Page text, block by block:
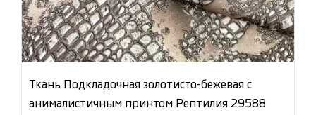
Ткань Подкладочная золотисто-бежевая с
анималистичным принтом Рептилия 29588